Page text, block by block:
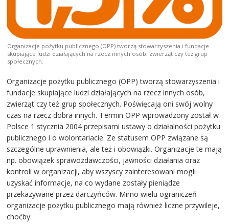
Organizacje pożytku publicznego (OPP) tworzą stowarzyszenia i fundacje
skupiające ludzi działających na rzecz innych osób, zwierząt czy też grup
społecznych.
Organizacje pożytku publicznego (OPP) tworzą stowarzyszenia i
fundacje skupiające ludzi działających na rzecz innych osób,
zwierząt czy też grup społecznych. Poświęcają oni swój wolny
czas na rzecz dobra innych. Termin OPP wprowadzony został w
Polsce 1 stycznia 2004 przepisami ustawy o działalności pożytku
publicznego i o wolontariacie. Ze statusem OPP związane są
szczególne uprawnienia, ale też i obowiązki. Organizacje te mają
np. obowiązek sprawozdawczości, jawności działania oraz
kontroli w organizacji, aby wszyscy zainteresowani mogli
uzyskać informacje, na co wydane zostały pieniądze
przekazywane przez darczyńców. Mimo wielu ograniczeń
organizacje pożytku publicznego mają również liczne przywileje,
choćby: